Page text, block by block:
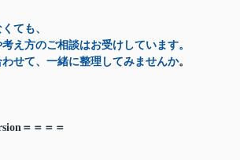
ても、
え方のご相談はお受けしています。
せて、一緒に整理してみませんか。
＝＝＝＝